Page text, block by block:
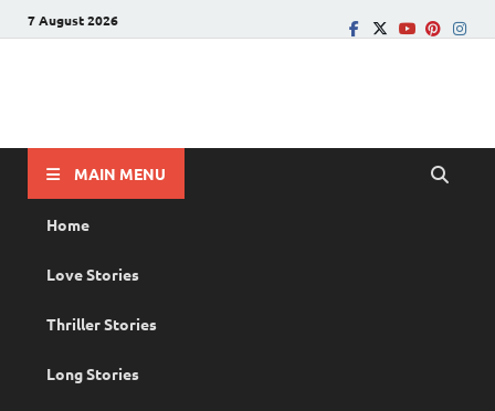
7 August 2026
MAIN MENU
Home
Love Stories
Thriller Stories
Long Stories